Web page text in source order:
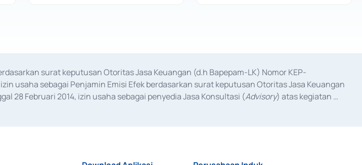
surat keputusan Otoritas Jasa Keuangan (d.h Bapepam-LK) Nomor KEP-
usaha sebagai Penjamin Emisi Efek berdasarkan surat keputusan Otoritas Jasa Keuangan
28 Februari 2014, izin usaha sebagai penyedia Jasa Konsultasi (Advisory) atas kegiatan